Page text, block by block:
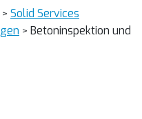
> Solid Services
> Betoninspektion und